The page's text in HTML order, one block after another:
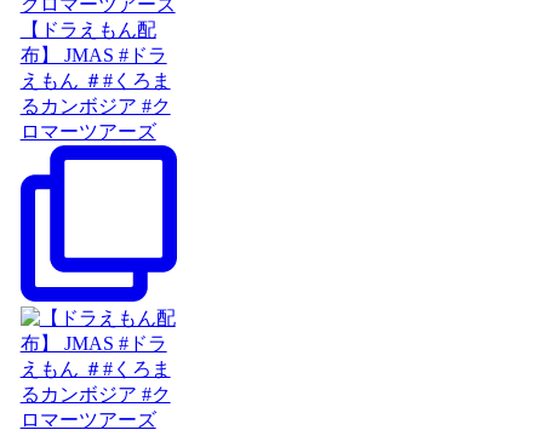
【ドラえもん配
布】 JMAS #ドラ
えもん ＃#くろま
るカンボジア #ク
ロマーツアーズ